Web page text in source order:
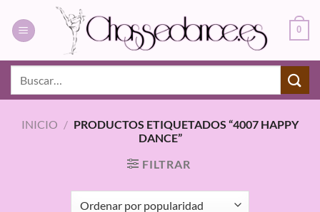
contenido
0
INICIO / PRODUCTOS ETIQUETADOS “4007 HAPPY
DANCE”
FILTRAR